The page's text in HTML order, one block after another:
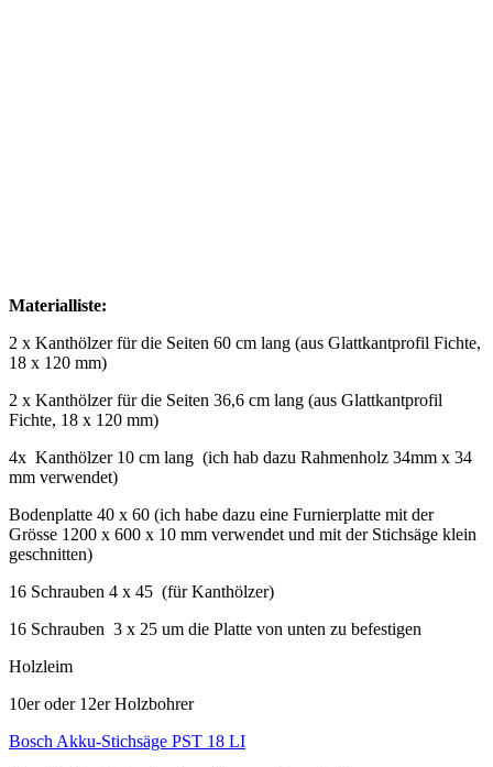
Materialliste:
2 x Kanthölzer für die Seiten 60 cm lang (aus Glattkantprofil Fichte,
18 x 120 mm)
2 x Kanthölzer für die Seiten 36,6 cm lang (aus Glattkantprofil
Fichte, 18 x 120 mm)
4x Kanthölzer 10 cm lang (ich hab dazu Rahmenholz 34mm x 34
mm verwendet)
Bodenplatte 40 x 60 (ich habe dazu eine Furnierplatte mit der
Grösse 1200 x 600 x 10 mm verwendet und mit der Stichsäge klein
geschnitten)
16 Schrauben 4 x 45 (für Kanthölzer)
16 Schrauben 3 x 25 um die Platte von unten zu befestigen
Holzleim
10er oder 12er Holzbohrer
Bosch Akku-Stichsäge PST 18 LI